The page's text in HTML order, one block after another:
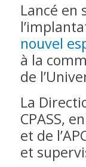
Lancé en
nouvel
à la
de
La
CPASS,
et de
et